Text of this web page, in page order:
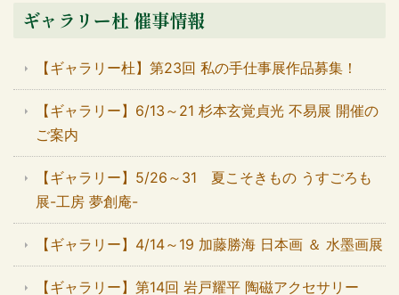
ギャラリー杜 催事情報
【ギャラリー杜】第23回 私の手仕事展作品募集！
【ギャラリー】6/13～21 杉本玄覚貞光 不易展 開催の
ご案内
【ギャラリー】5/26～31 夏こそきもの うすごろも
展-工房 夢創庵-
【ギャラリー】4/14～19 加藤勝海 日本画 ＆ 水墨画展
【ギャラリー】第14回 岩戸耀平 陶磁アクセサリー